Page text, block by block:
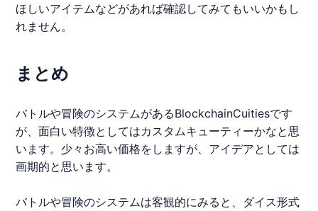
ほしいアイテムなどがあれば確認してみてもいいかもし
れません。
まとめ
バトルや冒険のシステムがあるBlockchainCuitiesです
が、面白い特徴としてはカスタムキューティーかなと思
います。少々お高い価格をしますが、アイデアとしては
画期的と思います。
バトルや冒険のシステムは客観的にみると、ダイス形式